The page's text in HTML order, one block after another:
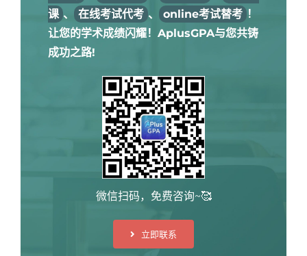
课 、 在线考试代考 、 online考试替考 ！
让您的学术成绩闪耀！AplusGPA与您共铸
成功之路!
微信扫码，免费咨询~🥰
立即联系